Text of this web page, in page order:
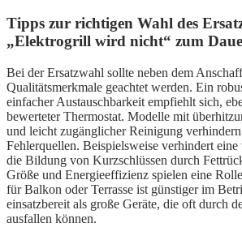
Tipps zur richtigen Wahl des
„Elektrogrill wird nicht“ zum
Bei der Ersatzwahl sollte neben dem
Qualitätsmerkmale geachtet werden. Ein
einfacher Austauschbarkeit empfiehlt sich,
bewerteter Thermostat. Modelle mit
und leicht zugänglicher Reinigung
Fehlerquellen. Beispielsweise verhindert
die Bildung von Kurzschlüssen durch
Größe und Energieeffizienz spielen eine
für Balkon oder Terrasse ist günstiger im
einsatzbereit als große Geräte, die oft durch
ausfallen können.